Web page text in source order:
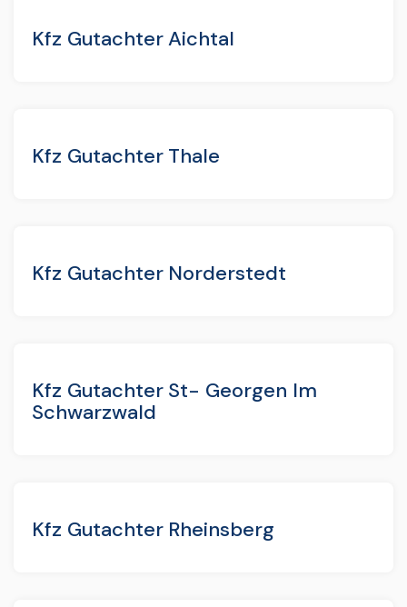
Kfz Gutachter Aichtal
Kfz Gutachter Thale
Kfz Gutachter Norderstedt
Kfz Gutachter St- Georgen Im
Schwarzwald
Kfz Gutachter Rheinsberg